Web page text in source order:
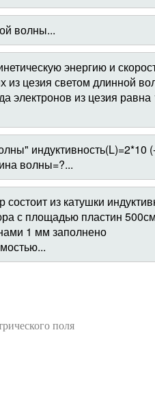
волны...
энергию и
из цезия светом длинной
электронов из цезия равна
индуктивность(L)=2*10
волны=?...
состоит из катушки
с площадью пластин
1 мм заполнено
поля